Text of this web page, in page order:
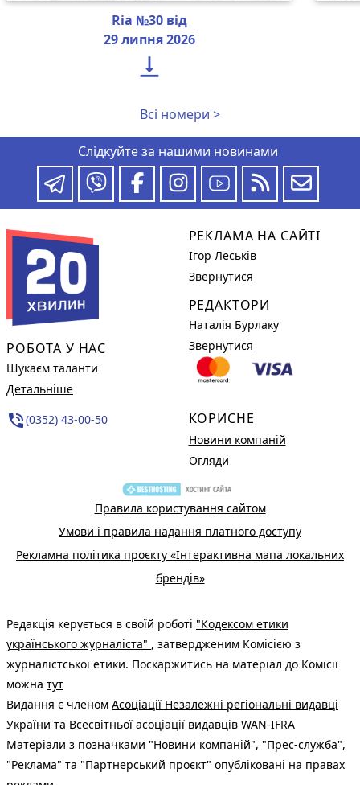
Ria №30 від
29 липня 2026

Всі номери >
Слідкуйте за нашими новинами
РОБОТА У НАС
Шукаєм таланти
Детальніше
phone_in_talk(0352) 43-00-50
РЕКЛАМА НА САЙТІ
Ігор Леськів
Звернутися
РЕДАКТОРИ
Наталія Бурлаку
Звернутися
КОРИСНЕ
Новини компаній
Огляди
Правила користування сайтом
Умови і правила надання платного доступу
Рекламна політика проєкту «Інтерактивна мапа локальних
брендів»
Редакція керується в своїй роботі "Кодексом етики
українського журналіста" , затвердженим Комісією з
журналістської етики. Поскаржитись на матеріал до Комісії
можна тут
Видання є членом Асоціації Незалежні регіональні видавці
України та Всесвітньої асоціації видавців WAN-IFRA
Матеріали з позначками "Новини компаній", "Прес-служба",
"Реклама" та "Партнерський проєкт" опубліковані на правах